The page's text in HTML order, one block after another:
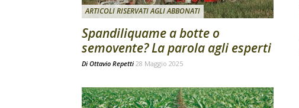
ARTICOLI RISERVATI AGLI ABBONATI
Spandiliquame a botte o
semovente? La parola agli esperti
Di Ottavio Repetti 28 Maggio 2025